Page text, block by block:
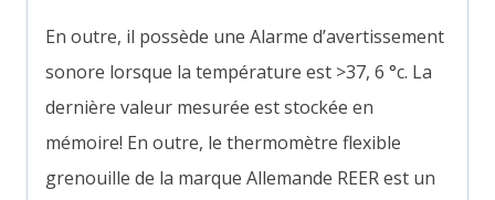
En outre, il possède une Alarme d’avertissement
sonore lorsque la température est >37, 6 °c. La
dernière valeur mesurée est stockée en
mémoire! En outre, le thermomètre flexible
grenouille de la marque Allemande REER est un